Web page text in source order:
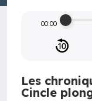
00:00
Les
Cincle